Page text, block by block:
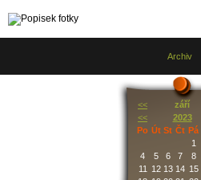
Archiv
<< září
<<
2023
Po Út St Čt Pá
1
4
5 6 7 8
11
12 13 14 15